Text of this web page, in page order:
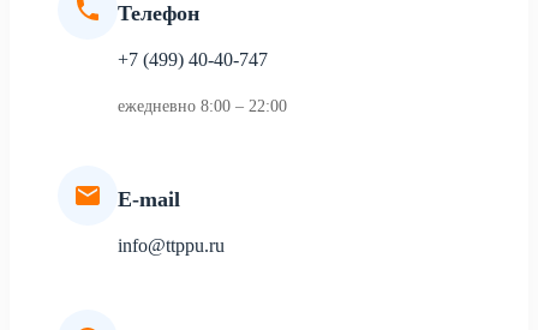
Телефон
+7 (499) 40-40-747
ежедневно 8:00 – 22:00
E-mail
info@ttppu.ru